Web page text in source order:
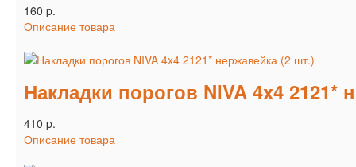
160 p.
Описание товара
Накладки порогов NIVA 4x4 2121*
410 p.
Описание товара